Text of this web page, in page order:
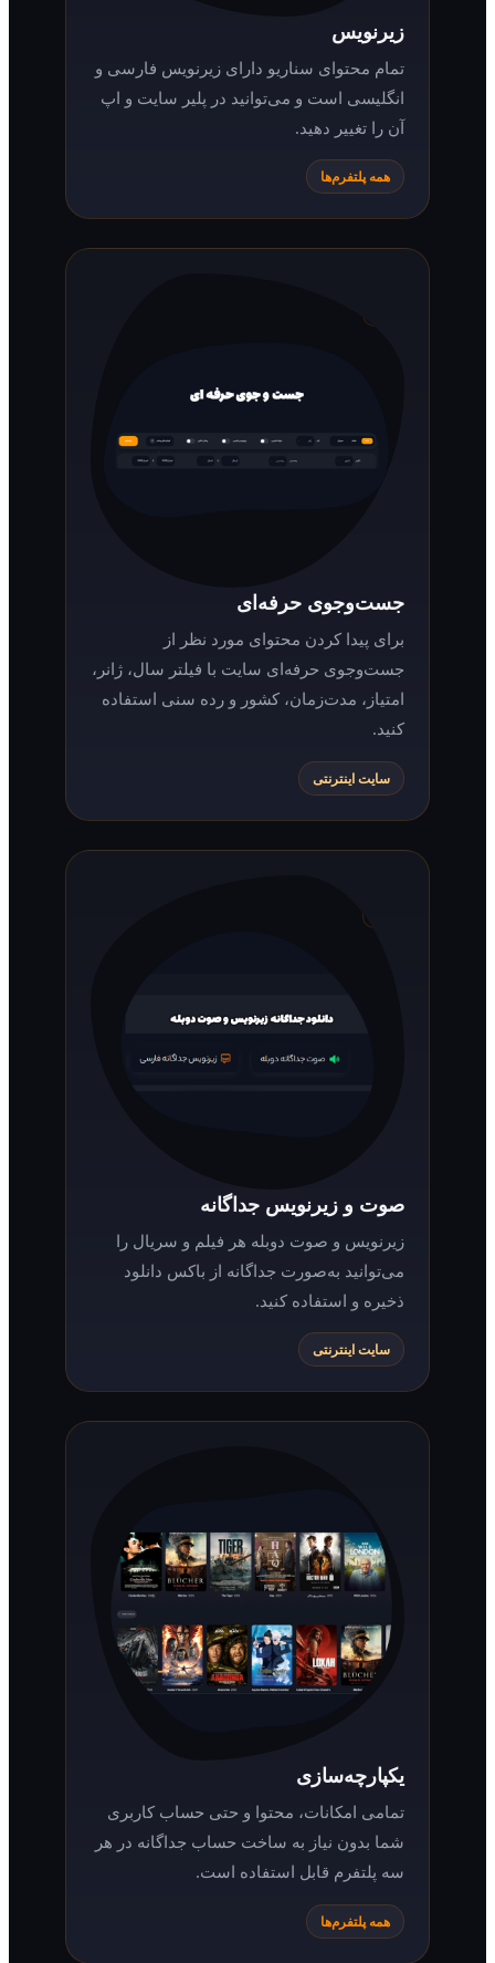
تمام محتوای سناریو دارای زیرنویس فارسی و
انگلیسی است و می‌توانید در پلیر سایت و اپ
آن را تغییر دهید.
همه پلتفرم‌ها
جست‌وجوی حرفه‌ای
برای پیدا کردن محتوای مورد نظر از
جست‌وجوی حرفه‌ای سایت با فیلتر سال، ژانر،
امتیاز، مدت‌زمان، کشور و رده سنی استفاده
سایت اینترنتی
صوت و زیرنویس جداگانه
زیرنویس و صوت دوبله هر فیلم و سریال را
می‌توانید به‌صورت جداگانه از باکس دانلود
ذخیره و استفاده کنید.
سایت اینترنتی
یکپارچه‌سازی
تمامی امکانات، محتوا و حتی حساب کاربری
شما بدون نیاز به ساخت حساب جداگانه در هر
سه پلتفرم قابل استفاده است.
همه پلتفرم‌ها